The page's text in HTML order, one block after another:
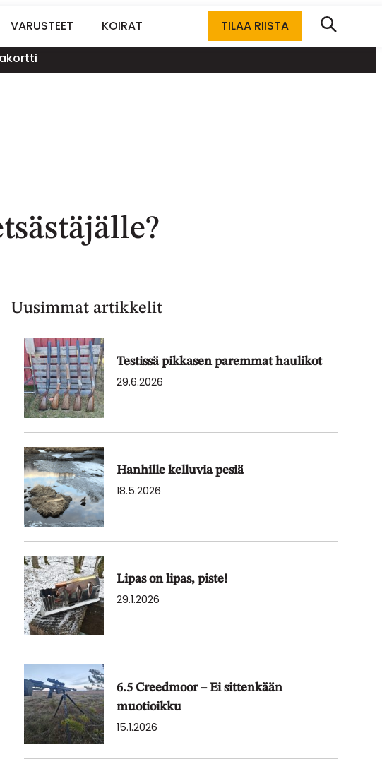
VARUSTEET KOIRAT
TILAA RIISTA
Uusimmat artikkelit
Testissä pikkasen paremmat haulikot
29.6.2026
Hanhille kelluvia pesiä
18.5.2026
Lipas on lipas, piste!
29.1.2026
6.5 Creedmoor – Ei sittenkään
muotioikku
15.1.2026